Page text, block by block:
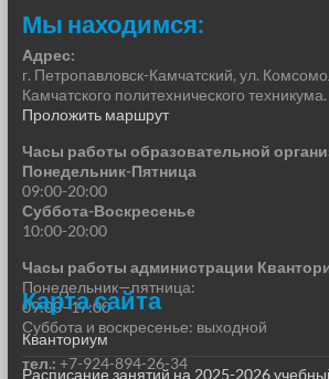
Мы находимся:
Адрес:
г. Петропавловск-Камчатский, ул.
Камчатского политехнического техникума.
Проложить маршрут
Часы работы образовательной
Понедельник-Пятница
09:00-20:00
Суббота-Воскресенье
10:00-20:00
Часы работы администрации
Понедельник—пятница:
09:00–17:00
Суббота и воскресенье: выходной
тел.: +7-924-894-26-34
Карта сайта
Кванториум
Расписание занятий на 2025-2026